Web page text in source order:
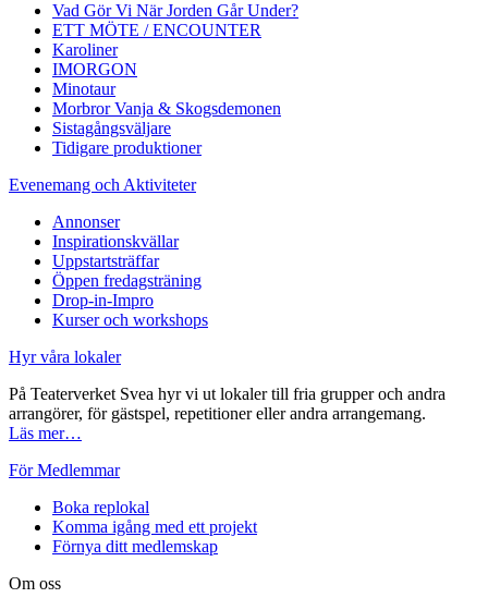
Vad Gör Vi När Jorden Går Under?
ETT MÖTE / ENCOUNTER
Karoliner
IMORGON
Minotaur
Morbror Vanja & Skogsdemonen
Sistagångsväljare
Tidigare produktioner
Evenemang och Aktiviteter
Annonser
Inspirationskvällar
Uppstartsträffar
Öppen fredagsträning
Drop-in-Impro
Kurser och workshops
Hyr våra lokaler
På Teaterverket Svea hyr vi ut lokaler till fria grupper och andra
arrangörer, för gästspel, repetitioner eller andra arrangemang.
Läs mer…
För Medlemmar
Boka replokal
Komma igång med ett projekt
Förnya ditt medlemskap
Om oss